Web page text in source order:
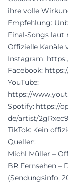
ihre volle
Empfehlung:
Final-Songs laut
Offizielle Kanäle
Instagram:
Facebook:
YouTube:
https://
Spotify: https://
de/artist/
TikTok: Kein
Quellen:
Michl Müller –
BR Fernsehen –
(Sendungsinfo,